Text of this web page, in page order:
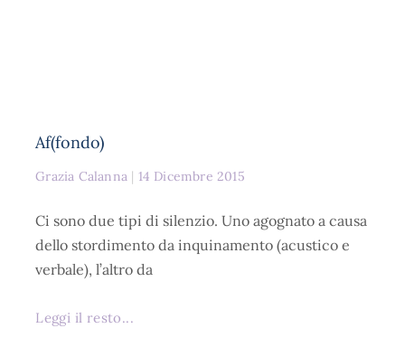
Af(fondo)
Grazia Calanna 14 Dicembre 2015
Ci sono due tipi di silenzio. Uno agognato a causa
dello stordimento da inquinamento (acustico e
verbale), l’altro da
Leggi il resto...